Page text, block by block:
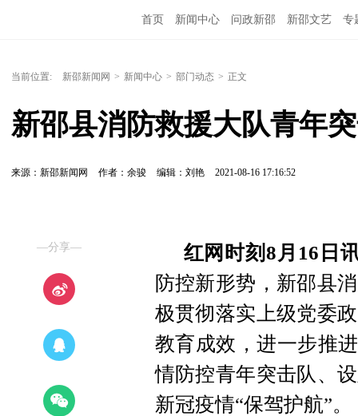
首页 新闻中心 问政新邵 新邵文艺 专
当前位置: 新邵新闻网 > 新闻中心 > 部门动态 > 正文
新邵县消防救援大队青年
来源：新邵新闻网 作者：余骏 编辑：刘艳 2021-08-16 17:16:52
—分享—
红网时刻8月16日
防控新形势，新邵县
极贯彻落实上级党委
教育成效，进一步推
情防控青年突击队、
新冠疫情“保驾护航”。